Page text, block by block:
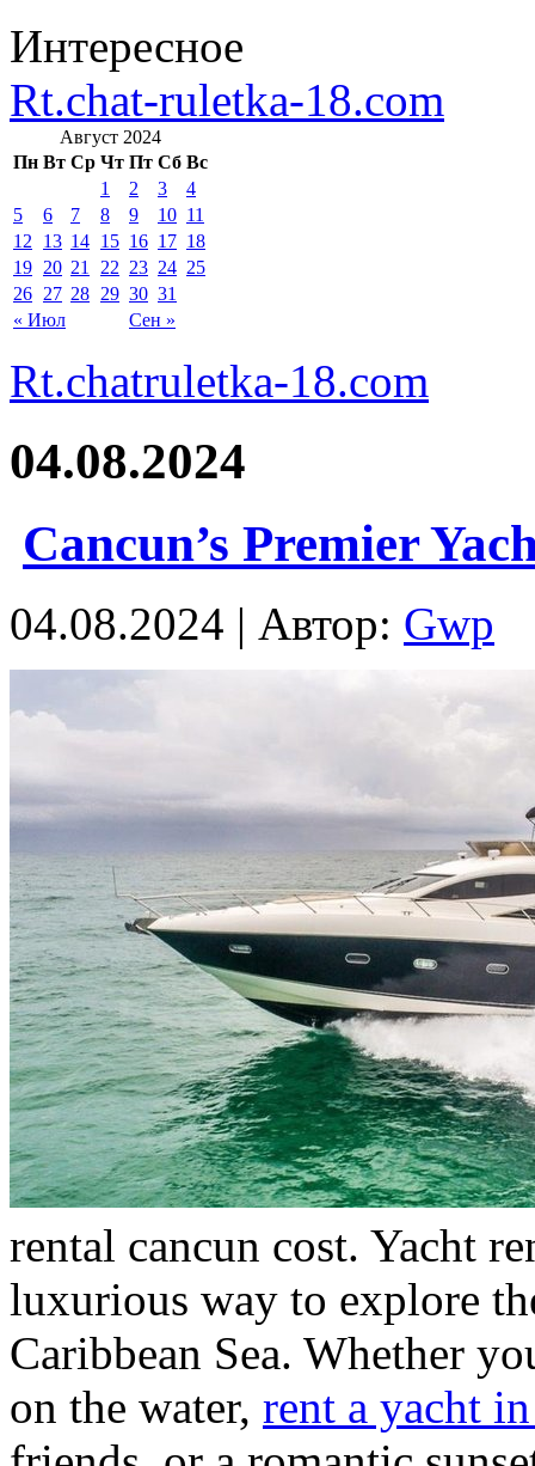
Интересное
Rt.chat-ruletka-18.com
Август 2024
Пн Вт Ср Чт Пт Сб Вс
« Июл Сен »
1 2 3
4
5
6 7 8 9 10 11
12
13 14 15 16 17 18
19 20 21 22 23 24 25
26 27 28 29 30 31
Rt.chatruletka-18.com
04.08.2024
Cancun’s Premier
04.08.2024 | Автор: Gwp
rental cancun cost. Yacht
luxurious way to explore
Caribbean Sea. Whether
on the water, rent a yacht